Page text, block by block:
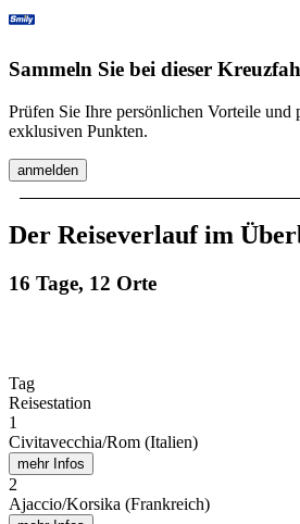
Sammeln Sie bei dieser
Prüfen Sie Ihre persönlichen Vorteile und
exklusiven Punkten.
anmelden
Der Reiseverlauf im
16 Tage, 12 Orte
Tag
Reisestation
1
Civitavecchia/Rom (Italien)
mehr Infos
2
Ajaccio/Korsika (Frankreich)